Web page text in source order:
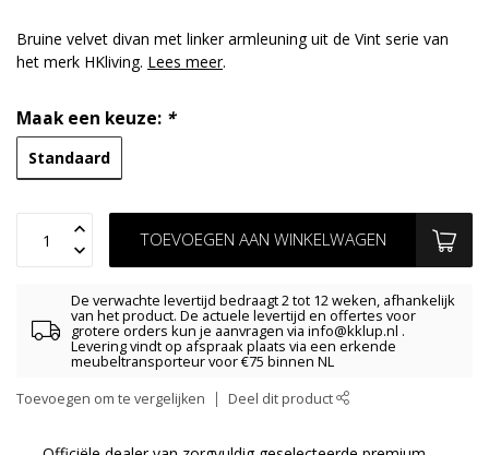
Bruine velvet divan met linker armleuning uit de Vint serie van
het merk HKliving. Lees meer.
Maak een keuze: *
Standaard
TOEVOEGEN AAN WINKELWAGEN
De verwachte levertijd bedraagt 2 tot 12 weken, afhankelijk
van het product. De actuele levertijd en offertes voor
grotere orders kun je aanvragen via info@kklup.nl .
Levering vindt op afspraak plaats via een erkende
meubeltransporteur voor €75 binnen NL
Toevoegen om te vergelijken Deel dit product